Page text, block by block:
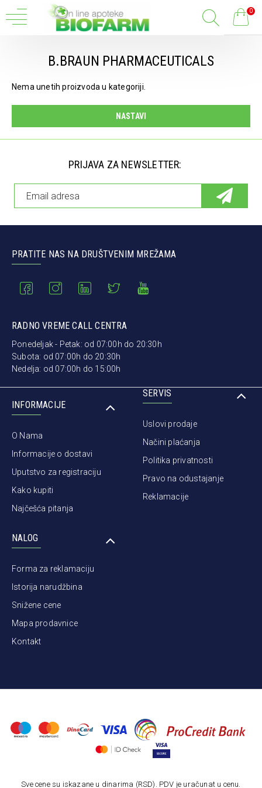
0
B.BRAUN PHARMACEUTICALS
Nema unetih proizvoda u kategoriji.
NASTAVI
PRIJAVA ZA NEWSLETTER:
PRATITE NAS NA DRUŠTVENIM MREŽAMA
RADNO VREME CALL CENTRA
Ponedeljak - Petak: od 07:00h do 20:30h
Subota: od 07:00h do 20:30h
Nedelja: od 07:00h do 15:00h
INFORMACIJE
O Nama
Informacije o dostavi
Uputstvo za registraciju
Kako kupiti
Najčešća pitanja
SERVIS
Uslovi prodaje
Načini plaćanja
Politika privatnosti
Pravo na odustajanje
Reklamacije
NALOG
Forma za reklamaciju
Istorija narudžbina
Snižene cene
Mapa prodavnice
Kontakt
Sve cene su iskazane u dinarima (RSD). PDV je uračunat u cenu.